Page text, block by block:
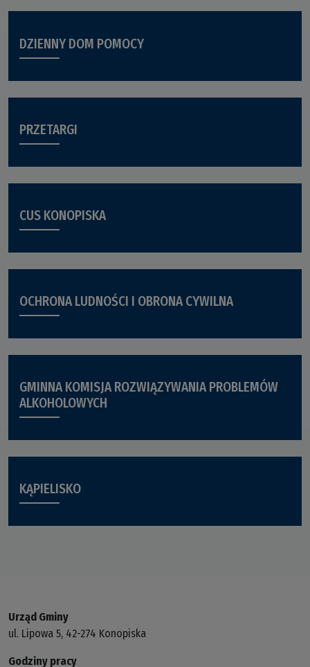
DZIENNY DOM POMOCY
PRZETARGI
CUS KONOPISKA
OCHRONA LUDNOŚCI I OBRONA CYWILNA
GMINNA KOMISJA ROZWIĄZYWANIA PROBLEMÓW
ALKOHOLOWYCH
KĄPIELISKO
Urząd Gminy
ul. Lipowa 5, 42-274 Konopiska
Godziny pracy